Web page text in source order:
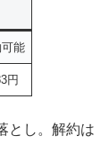
能
円
とし。解約は